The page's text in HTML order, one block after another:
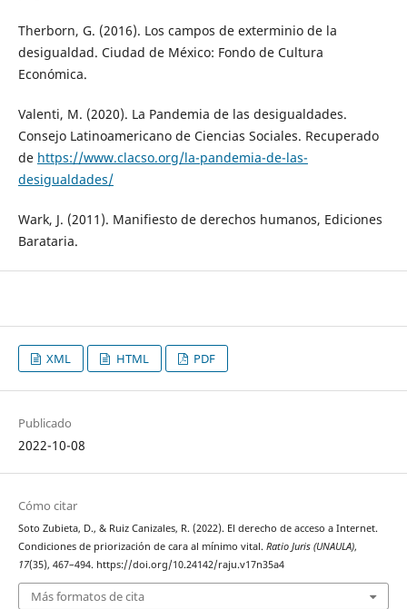
Therborn, G. (2016). Los campos de exterminio de la
desigualdad. Ciudad de México: Fondo de Cultura
Económica.
Valenti, M. (2020). La Pandemia de las desigualdades.
Consejo Latinoamericano de Ciencias Sociales. Recuperado
de https://www.clacso.org/la-pandemia-de-las-
desigualdades/
Wark, J. (2011). Manifiesto de derechos humanos, Ediciones
Barataria.
XML HTML PDF
Publicado
2022-10-08
Cómo citar
Soto Zubieta, D., & Ruiz Canizales, R. (2022). El derecho de acceso a Internet.
Condiciones de priorización de cara al mínimo vital. Ratio Juris (UNAULA),
17(35), 467–494. https://doi.org/10.24142/raju.v17n35a4
Más formatos de cita